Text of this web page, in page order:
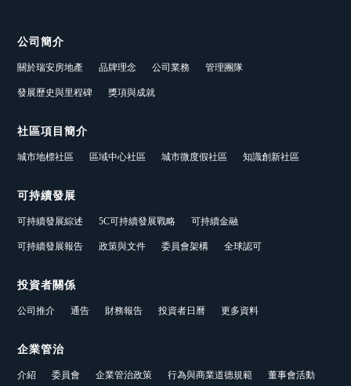
公司簡介
關於瑞安房地產 品牌理念 公司業務 管理團隊
發展歷史與里程碑 獎項與成就
社區項目簡介
城市地標社區 區域中心社區 城市微度假社區 知識創新社區
可持續發展
可持續發展綜述 5C可持續發展戰略 可持續金融
可持續發展報告 政策與文件 委員會架構 全球認可
投資者關係
公司推介 通告 財務報告 投資者日曆 更多資料
企業管治
介紹 委員會 企業管治政策 行為與商業道德規範 董事會活動